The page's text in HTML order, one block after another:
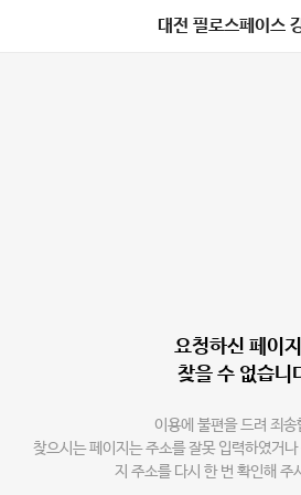
대전 필로스페이스
요청하신 페이
찾을 수 없습니
이용에 불편을 드려 죄송
찾으시는 페이지는 주소를 잘못 입력하였거
지 주소를 다시 한 번 확인해 주